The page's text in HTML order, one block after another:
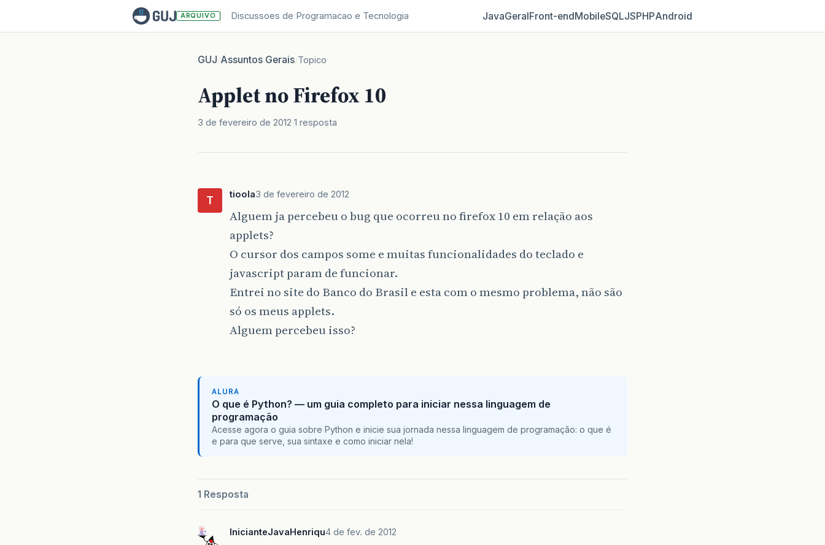
ARQUIVO Discussoes de Programacao e Tecnologia JavaGeralFront‑endMobileSQLJSPHPAndroid
GUJ/Assuntos Gerais/Topico
Applet no Firefox 10
3 de fevereiro de 2012 1 resposta
T tioola3 de fevereiro de 2012
Alguem ja percebeu o bug que ocorreu no firefox 10 em relação aos
applets?
O cursor dos campos some e muitas funcionalidades do teclado e
javascript param de funcionar.
Entrei no site do Banco do Brasil e esta com o mesmo problema, não são
só os meus applets.
Alguem percebeu isso?
ALURA
O que é Python? — um guia completo para iniciar nessa linguagem de
programação
Acesse agora o guia sobre Python e inicie sua jornada nessa linguagem de programação: o que é
e para que serve, sua sintaxe e como iniciar nela!
1 Resposta
InicianteJavaHenriqu4 de fev. de 2012